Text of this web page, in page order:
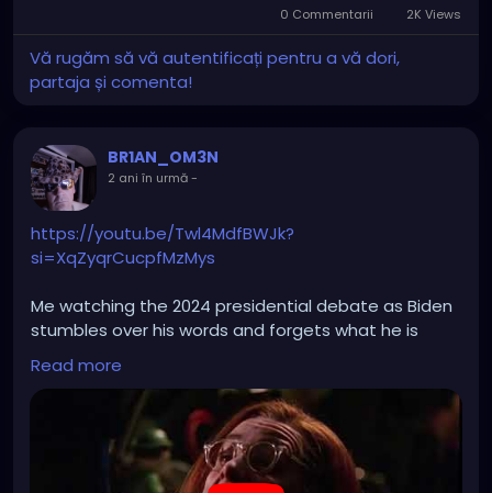
0 Commentarii 2K Views
Vă rugăm să vă autentificați pentru a vă dori,
partaja și comenta!
BR1AN_OM3N
2 ani în urmă-
https://youtu.be/Twl4MdfBWJk?
si=XqZyqrCucpfMzMys
Me watching the 2024 presidential debate as Biden
stumbles over his words and forgets what he is
saying.
Read more